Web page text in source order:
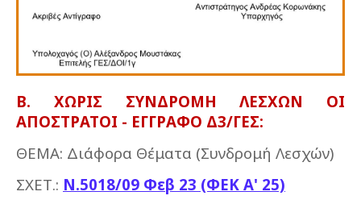
Β. ΧΩΡΙΣ ΣΥΝΔΡΟΜΗ ΛΕΣΧΩΝ ΟΙ
ΑΠΟΣΤΡΑΤΟΙ - ΕΓΓΡΑΦΟ Δ3/ΓΕΣ:
ΘΕΜΑ: Διάφορα Θέματα (Συνδρομή Λεσχών)
ΣΧΕΤ.: Ν.5018/09 Φεβ 23 (ΦΕΚ Α' 25)